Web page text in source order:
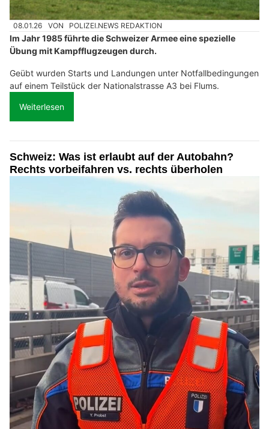
08.01.26 VON POLIZEI.NEWS REDAKTION
Im Jahr 1985 führte die Schweizer Armee eine spezielle
Übung mit Kampfflugzeugen durch.
Geübt wurden Starts und Landungen unter Notfallbedingungen
auf einem Teilstück der Nationalstrasse A3 bei Flums.
Weiterlesen
Schweiz: Was ist erlaubt auf der Autobahn?
Rechts vorbeifahren vs. rechts überholen